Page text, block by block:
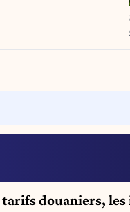
tarifs douaniers,